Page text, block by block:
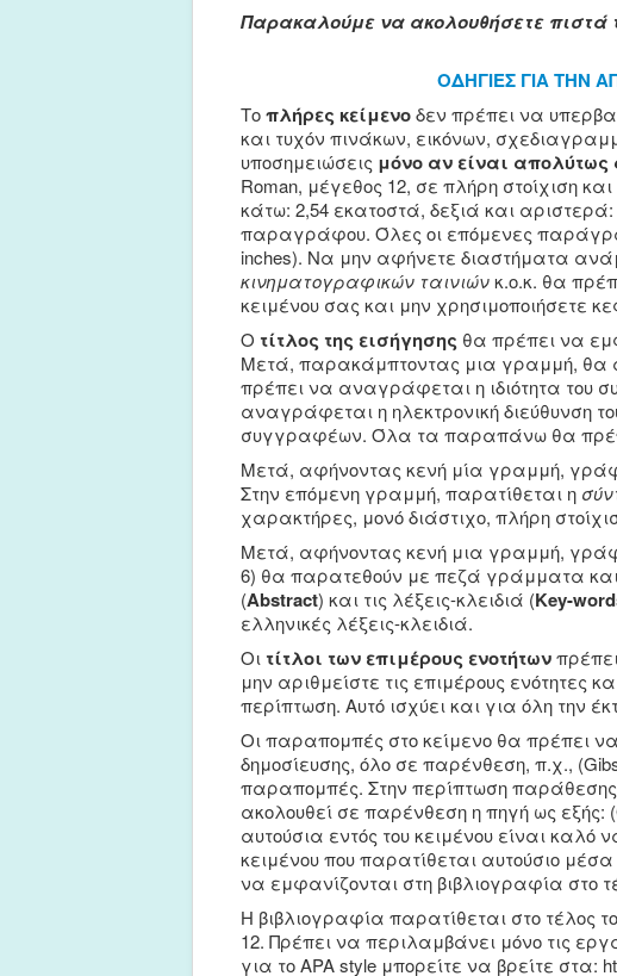
Παρακαλούμε να ακολουθήσετε πιστά
ΟΔΗΓΙΕΣ ΓΙΑ ΤΗΝ
Τοπλήρες κείμενοδεν πρέπει να
και τυχόν πινάκων, εικόνων,
υποσημειώσεις μόνο αν είναι απολύτως
Roman, μέγεθος 12, σε πλήρη στοίχιση
κάτω: 2,54 εκατοστά, δεξιά και
παραγράφου. Όλες οι επόμενες
inches). Να μην αφήνετε διαστήματα
κινηματογραφικών ταινιώνκ.ο.κ. θα
κειμένου σας και μην χρησιμοποιήσετε
Ο τίτλος της εισήγησης θα πρέπει να
Μετά, παρακάμπτοντας μια γραμμή, θα
πρέπει να αναγράφεται η ιδιότητα
αναγράφεται η ηλεκτρονική διεύθυνση
συγγραφέων. Όλα τα παραπάνω θα
Μετά, αφήνοντας κενή μία γραμμή,
Στην επόμενη γραμμή, παρατίθεται η
χαρακτήρες, μονό διάστιχο, πλήρη
Μετά, αφήνοντας κενή μια γραμμή,
6) θα παρατεθούν με πεζά γράμματα και
(Αbstract) και τις λέξεις-κλειδιά (Κey-
ελληνικές λέξεις-κλειδιά.
Οι τίτλοι των επιμέρους ενοτήτων
μην αριθμείστε τις επιμέρους ενότητες
περίπτωση. Αυτό ισχύει και για όλη την
Οι παραπομπές στο κείμενο θα πρέπει
δημοσίευσης, όλο σε παρένθεση, π.χ.,
παραπομπές. Στην περίπτωση
ακολουθεί σε παρένθεση η πηγή ως
αυτούσια εντός του κειμένου είναι καλό
κειμένου που παρατίθεται αυτούσιο
να εμφανίζονται στη βιβλιογραφία στο
Η βιβλιογραφία παρατίθεται στο τέλος
12. Πρέπει να περιλαμβάνει μόνο τις
για το APA style μπορείτε να βρείτε στα: